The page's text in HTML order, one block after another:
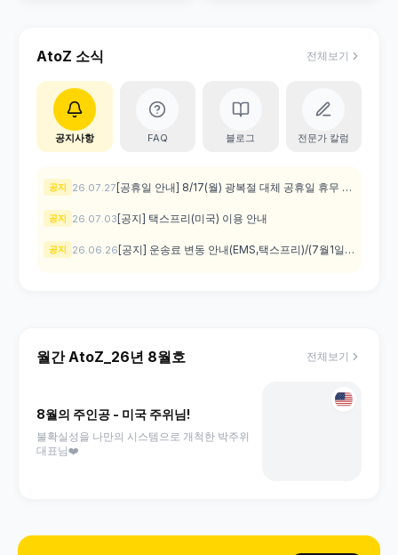
AtoZ 소식 전체보기
공지사항 FAQ 블로그 전문가 칼럼
공지 26.07.27[공휴일 안내] 8/17(월) 광복절 대체 공휴일 휴무 안
공지 26.07.03[공지] 택스프리(미국) 이용 안내
공지 26.06.26[공지] 운송료 변동 안내(EMS,택스프리)/(7월1일
월간 AtoZ_26년 8월호 전체보기
8월의 주인공 - 미국 주위님!
불확실성을 나만의 시스템으로 개척한 박주위
대표님❤️